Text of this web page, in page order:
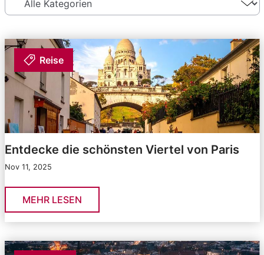
Reise
Entdecke die schönsten Viertel von Paris
Nov 11, 2025
MEHR LESEN